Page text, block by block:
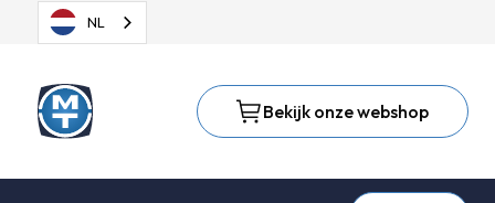
NL
Bekijk onze webshop